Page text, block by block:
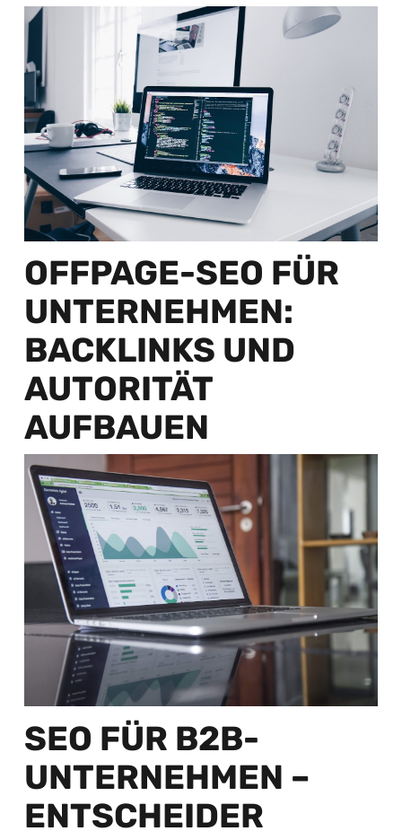
OFFPAGE-SEO FÜR
UNTERNEHMEN:
BACKLINKS UND
AUTORITÄT
AUFBAUEN
SEO FÜR B2B-
UNTERNEHMEN –
ENTSCHEIDER